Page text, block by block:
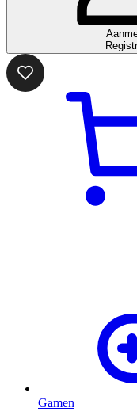
Gamen